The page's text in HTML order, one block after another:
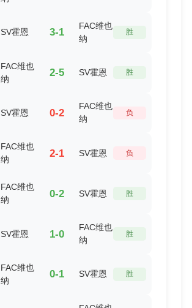
SV霍恩 3-1
FAC维也
纳
胜
FAC维也
纳
2-5 SV霍恩 胜
SV霍恩 0-2
FAC维也
纳
负
FAC维也
纳
2-1 SV霍恩 负
FAC维也
纳
0-2 SV霍恩 胜
SV霍恩 1-0
FAC维也
纳
胜
FAC维也
纳
0-1 SV霍恩 胜